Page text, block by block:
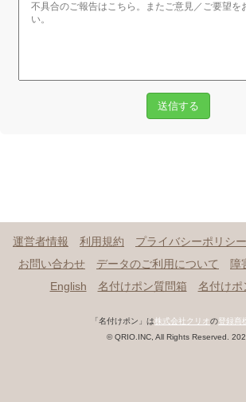
送信する
運営者情報 利用規約 プライバシーポリシー
お問い合わせ
データのご利用について
障
English
名付けポン質問箱 名付けポ
「名付けポン」は株式会社クリオの登録商
© QRIO.INC, All Rights Reserved.